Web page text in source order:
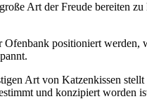
Art der Freude bereiten
positioniert werden,
Art von Katzenkissen
und konzipiert worden